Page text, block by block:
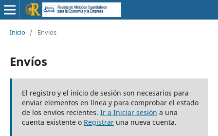
Inicio / Envíos
Envíos
El registro y el inicio de sesión son necesarios para
enviar elementos en línea y para comprobar el estado
de los envíos recientes. Ir a Iniciar sesión a una
cuenta existente o Registraruna nueva cuenta.